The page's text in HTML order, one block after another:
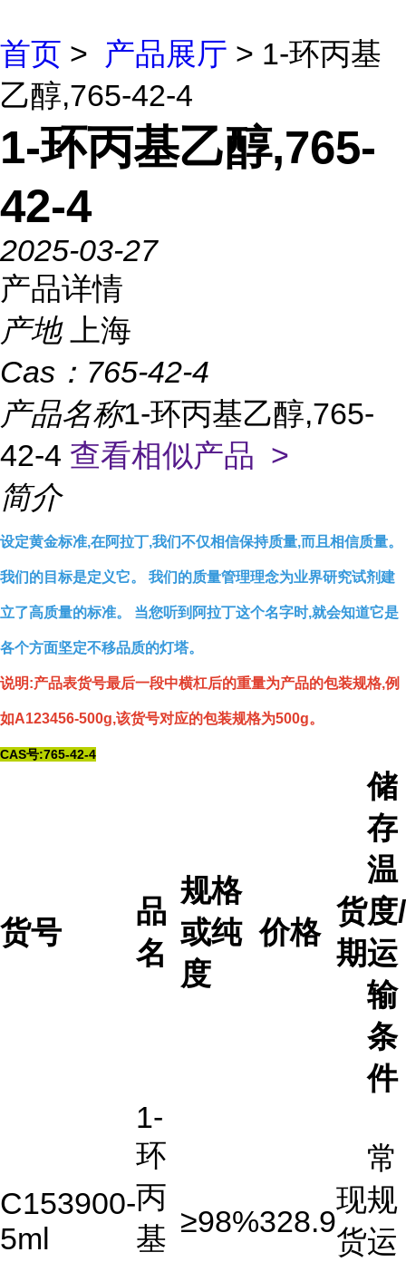
首页 > 产品展厅 > 1-环丙基
乙醇,765-42-4
1-环丙基乙醇,765-
42-4
2025-03-27
产品详情
产地
上海
Cas： 765-42-4
产品名称1-环丙基乙醇,765-
42-4 查看相似产品 >
简介
设定黄金标准,在阿拉丁,我们不仅相信保持质量,而且相信质量。
我们的目标是定义它。 我们的质量管理理念为业界研究试剂建
立了高质量的标准。 当您听到阿拉丁这个名字时,就会知道它是
各个方面坚定不移品质的灯塔。
说明:产品表货号最后一段中横杠后的重量为产品的包装规格,例
如A123456-500g,该货号对应的包装规格为500g。
CAS号:765-42-4
货号
品
名
规格
或纯
度
价格
货
期
储
存
温
度/
运
输
条
件
C153900-
5ml
1-
环
丙
基 ≥98%328.9
现
货
常
规
运